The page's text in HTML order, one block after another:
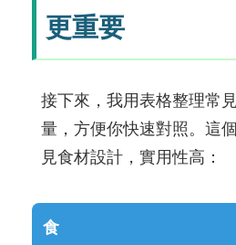
更重要
接下來，我用表格整理常
量，方便你快速對照。這
見食材設計，實用性高：
食